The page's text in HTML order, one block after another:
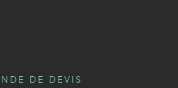
DE DEVIS